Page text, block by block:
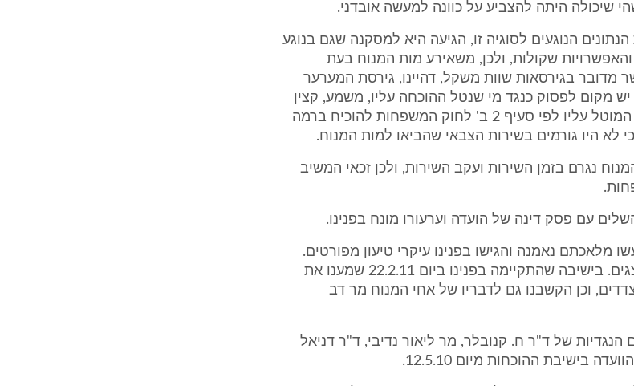
שיכולה היתה להצביע על כוונה למעשה אובדני.
הנוגעים לסוגיה זו, הגיעה היא למסקנה שגם בנוגע
שקולות, ולכן, משאירע מות המנוח בעת
מדובר בגירסאות שוות משקל, דהיינו, גירסת המערער
מקום לפסוק כנגד מי שנטל ההוכחה עליו, משמע, קצין
התגמולים, שלא עמד בנטל המוטל עליו לפי סעיף 2 ב' לחוק המשפחות להוכיח ברמה
לא היו גורמים בשירות הצבאי שהביאו למות המנוח.
נגרם בזמן השירות ועקב השירות, ולכן זכאי המשיב
עם פסק דינה של הועדה וערעורו מונח בפנינו.
מלאכתם נאמנה והגישו בפנינו עיקרי טיעון מפורטים.
כמו כן הוגש לעיוננו תיק מוצגים. בישיבה שהתקיימה בפנינו ביום 22.2.11 שמענו את
וכן הקשבנו גם לדבריו של אחי המנוח מר דב
הנגדיות של ד"ר ח. קנובלר, מר ליאור נדיבי, ד"ר דניאל
בישיבת ההוכחות מיום 12.5.10.